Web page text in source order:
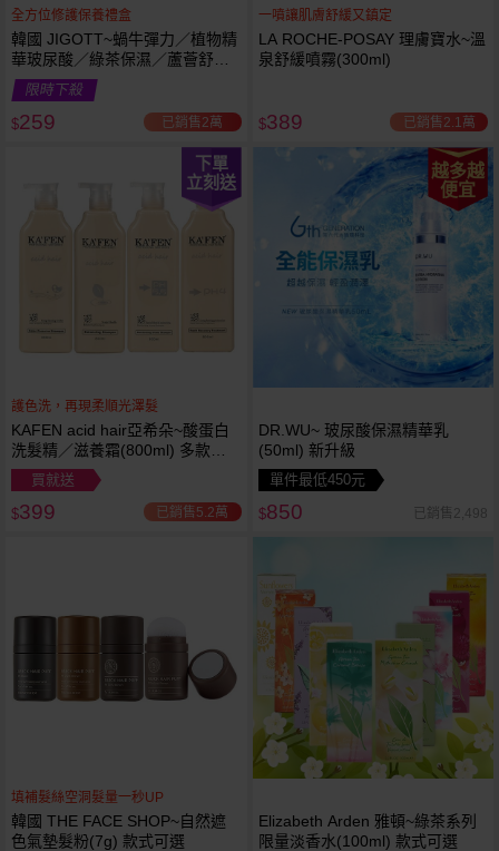
全方位修護保養禮盒
韓國 JIGOTT~蝸牛彈力／植物精
華玻尿酸／綠茶保濕／蘆薈舒緩
修復 禮盒(5件組) 款式可選 化妝
水+乳液+面霜
限時下殺
$259 已銷售2萬
一噴讓肌膚舒緩又鎮定
LA ROCHE-POSAY 理膚寶水~溫
泉舒緩噴霧(300ml)
$389 已銷售2.1萬
下單
立刻送
護色洗，再現柔順光澤髮
KAFEN acid hair亞希朵~酸蛋白
洗髮精／滋養霜(800ml) 多款可
選
買就送
$399 已銷售5.2萬
越多越
便宜
DR.WU~ 玻尿酸保濕精華乳
(50ml) 新升級
單件最低450元
$850 已銷售2,498
填補髮絲空洞髮量一秒UP
韓國 THE FACE SHOP~自然遮
色氣墊髮粉(7g) 款式可選
Elizabeth Arden 雅頓~綠茶系列
限量淡香水(100ml) 款式可選